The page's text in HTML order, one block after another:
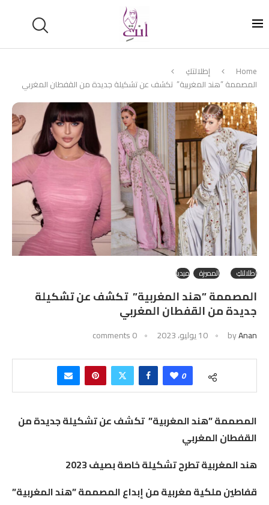
Home
إطلالتكِ
المصممة ”هند المغربية” تكشف عن تشكيلة جديدة من القفطان المغربي
إطلالتكِ المميزة ميديا
المصممة ”هند المغربية” تكشف عن تشكيلة
جديدة من القفطان المغربي
byAnan 10 يوليو، 2023 0 comments
0
المصممة ”هند المغربية” تكشف عن تشكيلة جديدة من
القفطان المغربي
هند المغربية تطرح تشكيلة خاصة بصيف 2023
قفاطين ملكية مغربية من إبداع المصممة ”هند المغربية”